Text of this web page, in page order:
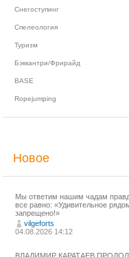
Снегоступинг
Спелеология
Туризм
Бэккантри/Фрирайд
BASE
Ropejumping
Новое
Мы ответим нашим чадам
все равно: «Удивительное
запрещено!»
vilgeforts
04.08.2026 14:12